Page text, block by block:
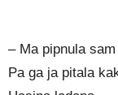
– Ma pipnula
Pa ga ja pitala